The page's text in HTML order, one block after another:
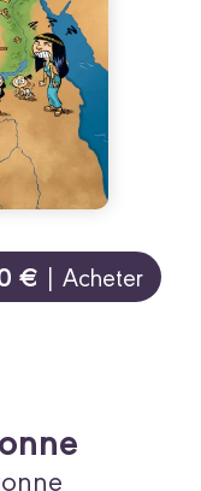
€ | Acheter